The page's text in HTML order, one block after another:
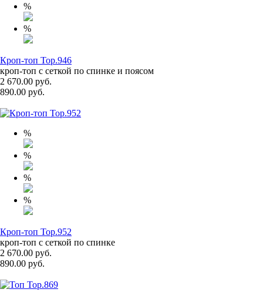
%
%
Кроп-топ Top.946
кроп-топ с сеткой по спинке и поясом
2 670.00 руб.
890.00 руб.
%
%
%
%
Кроп-топ Top.952
кроп-топ с сеткой по спинке
2 670.00 руб.
890.00 руб.